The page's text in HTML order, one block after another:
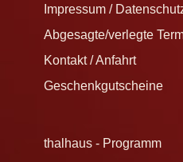
Impressum /
Abgesagte/verlegte
Kontakt / Anfahrt
Geschenkgutscheine
thalhaus - Programm